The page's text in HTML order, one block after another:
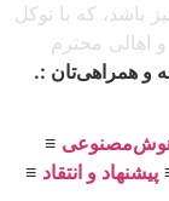
باشد، که با توکل
اهالی محترم
و همراهی‌تان :.
≡
پیشنهاد و انتقاد ≡